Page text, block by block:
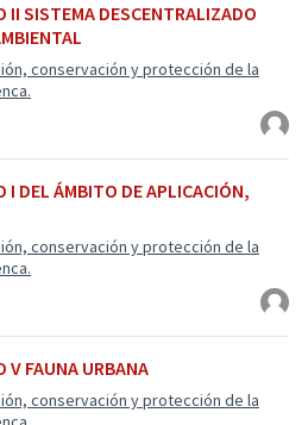
II SISTEMA DESCENTRALIZADO
conservación y protección de la
I DEL ÁMBITO DE APLICACIÓN,
conservación y protección de la
V FAUNA URBANA
conservación y protección de la